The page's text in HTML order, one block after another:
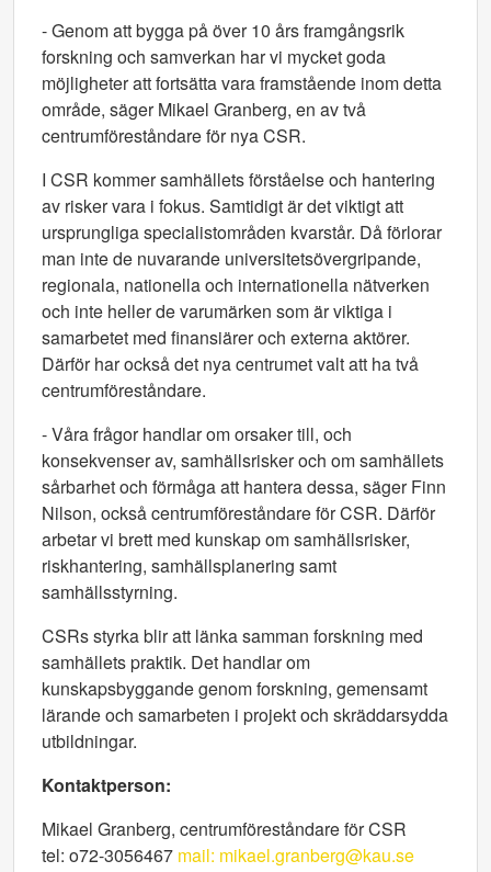
- Genom att bygga på över 10 års framgångsrik
forskning och samverkan har vi mycket goda
möjligheter att fortsätta vara framstående inom detta
område, säger Mikael Granberg, en av två
centrumföreståndare för nya CSR.
I CSR kommer samhällets förståelse och hantering
av risker vara i fokus. Samtidigt är det viktigt att
ursprungliga specialistområden kvarstår. Då förlorar
man inte de nuvarande universitetsövergripande,
regionala, nationella och internationella nätverken
och inte heller de varumärken som är viktiga i
samarbetet med finansiärer och externa aktörer.
Därför har också det nya centrumet valt att ha två
centrumföreståndare.
- Våra frågor handlar om orsaker till, och
konsekvenser av, samhällsrisker och om samhällets
sårbarhet och förmåga att hantera dessa, säger Finn
Nilson, också centrumföreståndare för CSR. Därför
arbetar vi brett med kunskap om samhällsrisker,
riskhantering, samhällsplanering samt
samhällsstyrning.
CSRs styrka blir att länka samman forskning med
samhällets praktik. Det handlar om
kunskapsbyggande genom forskning, gemensamt
lärande och samarbeten i projekt och skräddarsydda
utbildningar.
Kontaktperson:
Mikael Granberg, centrumföreståndare för CSR
tel: o72-3056467 mail: mikael.granberg@kau.se